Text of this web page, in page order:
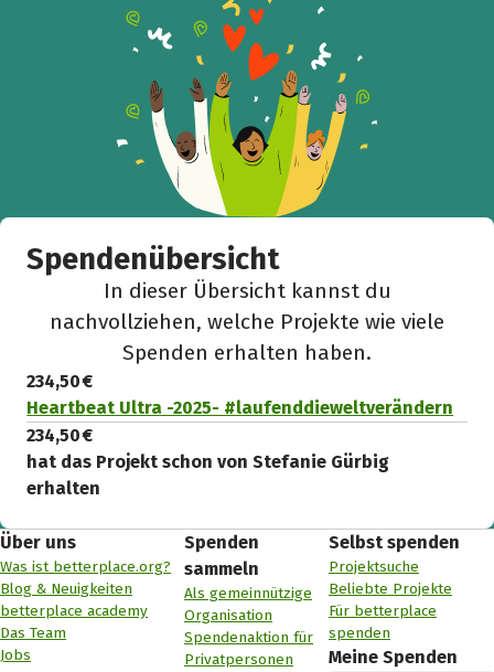
Spendenübersicht
In dieser Übersicht kannst du
nachvollziehen, welche Projekte wie viele
Spenden erhalten haben.
234,50 €
Heartbeat Ultra -2025- #laufenddieweltverändern
234,50 €
hat das Projekt schon von Stefanie Gürbig
erhalten
Über uns
Was ist betterplace.org?
Blog & Neuigkeiten
betterplace academy
Das Team
Jobs
Spenden
sammeln
Als gemeinnützige
Organisation
Spendenaktion für
Privatpersonen
Selbst spenden
Projektsuche
Beliebte Projekte
Für betterplace
spenden
Meine Spenden